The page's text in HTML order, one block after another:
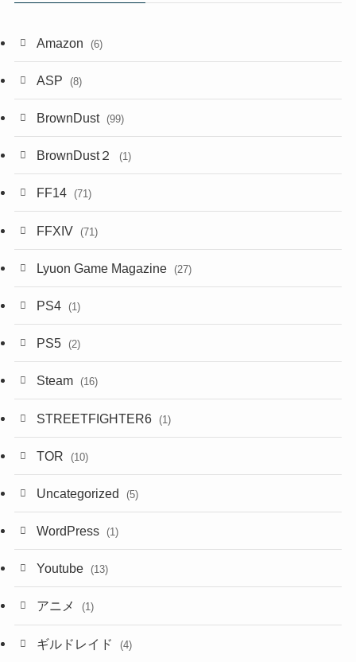
Amazon (6)
ASP (8)
BrownDust (99)
BrownDust２ (1)
FF14 (71)
FFXIV (71)
Lyuon Game Magazine (27)
PS4 (1)
PS5 (2)
Steam (16)
STREETFIGHTER6 (1)
TOR (10)
Uncategorized (5)
WordPress (1)
Youtube (13)
アニメ (1)
ギルドレイド (4)